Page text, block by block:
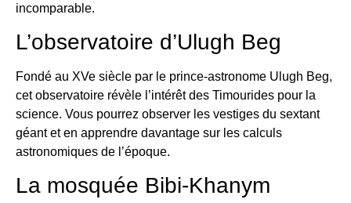
incomparable.
L’observatoire d’Ulugh Beg
Fondé au XVe siècle par le prince-astronome Ulugh Beg,
cet observatoire révèle l’intérêt des Timourides pour la
science. Vous pourrez observer les vestiges du sextant
géant et en apprendre davantage sur les calculs
astronomiques de l’époque.
La mosquée Bibi-Khanym